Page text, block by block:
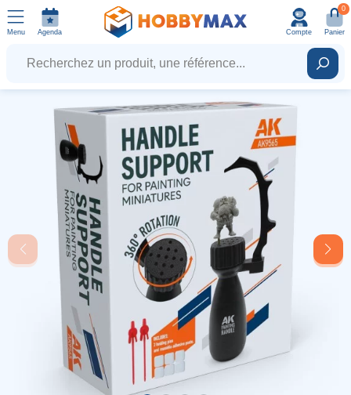
Menu Agenda Compte
0
Panier
Recherchez un produit, une référence...